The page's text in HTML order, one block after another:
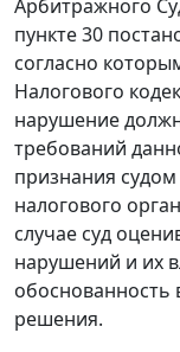
Арбитражного
пункте 30
согласно
Налогового
нарушение
требований
признания
налогового
случае суд
нарушений и их
решения.